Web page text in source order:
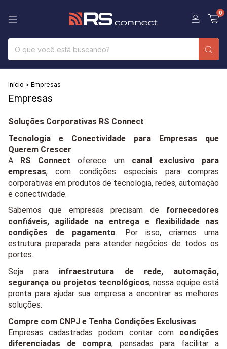
0
Início > Empresas
Empresas
Soluções Corporativas RS Connect
Tecnologia e Conectividade para Empresas que
Querem Crescer
A RS Connect oferece um canal exclusivo para
empresas, com condições especiais para compras
corporativas em produtos de tecnologia, redes, automação
e conectividade.
Sabemos que empresas precisam de fornecedores
confiáveis, agilidade na entrega e flexibilidade nas
condições de pagamento. Por isso, criamos uma
estrutura preparada para atender negócios de todos os
portes.
Seja para infraestrutura de rede, automação,
segurança ou projetos tecnológicos, nossa equipe está
pronta para ajudar sua empresa a encontrar as melhores
soluções.
Compre com CNPJ e Tenha Condições Exclusivas
Empresas cadastradas podem contar com condições
diferenciadas de compra, pensadas para facilitar a